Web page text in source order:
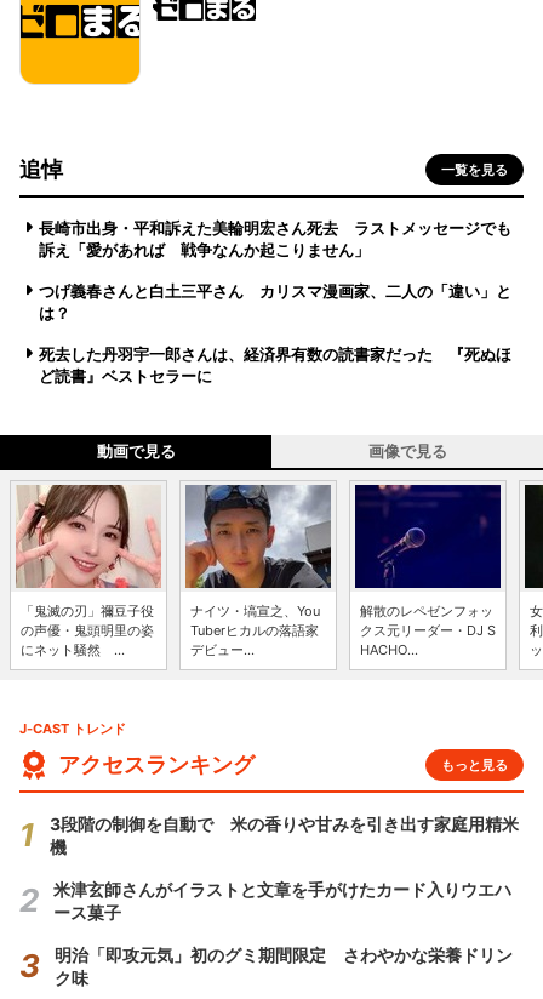
追悼 一覧を見る
長崎市出身・平和訴えた美輪明宏さん死去 ラストメッセージでも
訴え「愛があれば 戦争なんか起こりません」
つげ義春さんと白土三平さん カリスマ漫画家、二人の「違い」と
は？
死去した丹羽宇一郎さんは、経済界有数の読書家だった 『死ぬほ
ど読書』ベストセラーに
動画で見る 画像で見る
「鬼滅の刃」禰豆子役
の声優・鬼頭明里の姿
にネット騒然 ...
ナイツ・塙宣之、You
Tuberヒカルの落語家
デビュー...
解散のレペゼンフォッ
クス元リーダー・DJ S
HACHO...
J-CAST トレンド
アクセスランキング もっと見る
3段階の制御を自動で 米の香りや甘みを引き出す家庭用精米
機
米津玄師さんがイラストと文章を手がけたカード入りウエハ
ース菓子
明治「即攻元気」初のグミ期間限定 さわやかな栄養ドリン
ク味